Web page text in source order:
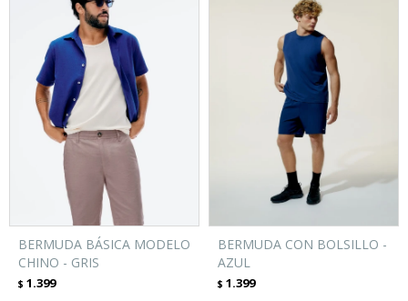
BERMUDA BÁSICA MODELO
CHINO - GRIS
$ 1.399
BERMUDA CON BOLSILLO -
AZUL
$ 1.399